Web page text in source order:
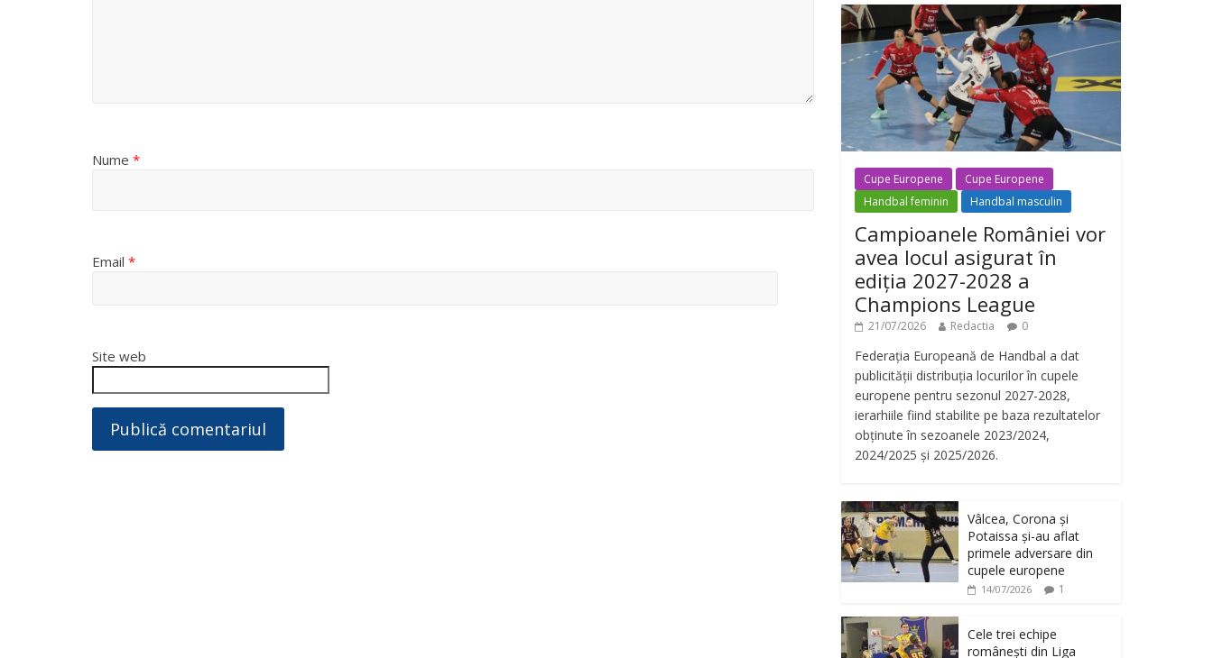
Nume *
Email *
Site web
Cupe Europene
Cupe Europene
Handbal feminin
Handbal masculin
Campioanele României vor
avea locul asigurat în
ediția 2027-2028 a
Champions League
21/07/2026 Redactia 0
Federația Europeană de Handbal a dat
publicității distribuția locurilor în cupele
europene pentru sezonul 2027-2028,
ierarhiile fiind stabilite pe baza rezultatelor
obținute în sezoanele 2023/2024,
2024/2025 și 2025/2026.
Vâlcea, Corona și
Potaissa și-au aflat
primele adversare din
cupele europene
14/07/2026 1
Cele trei echipe
românești din Liga